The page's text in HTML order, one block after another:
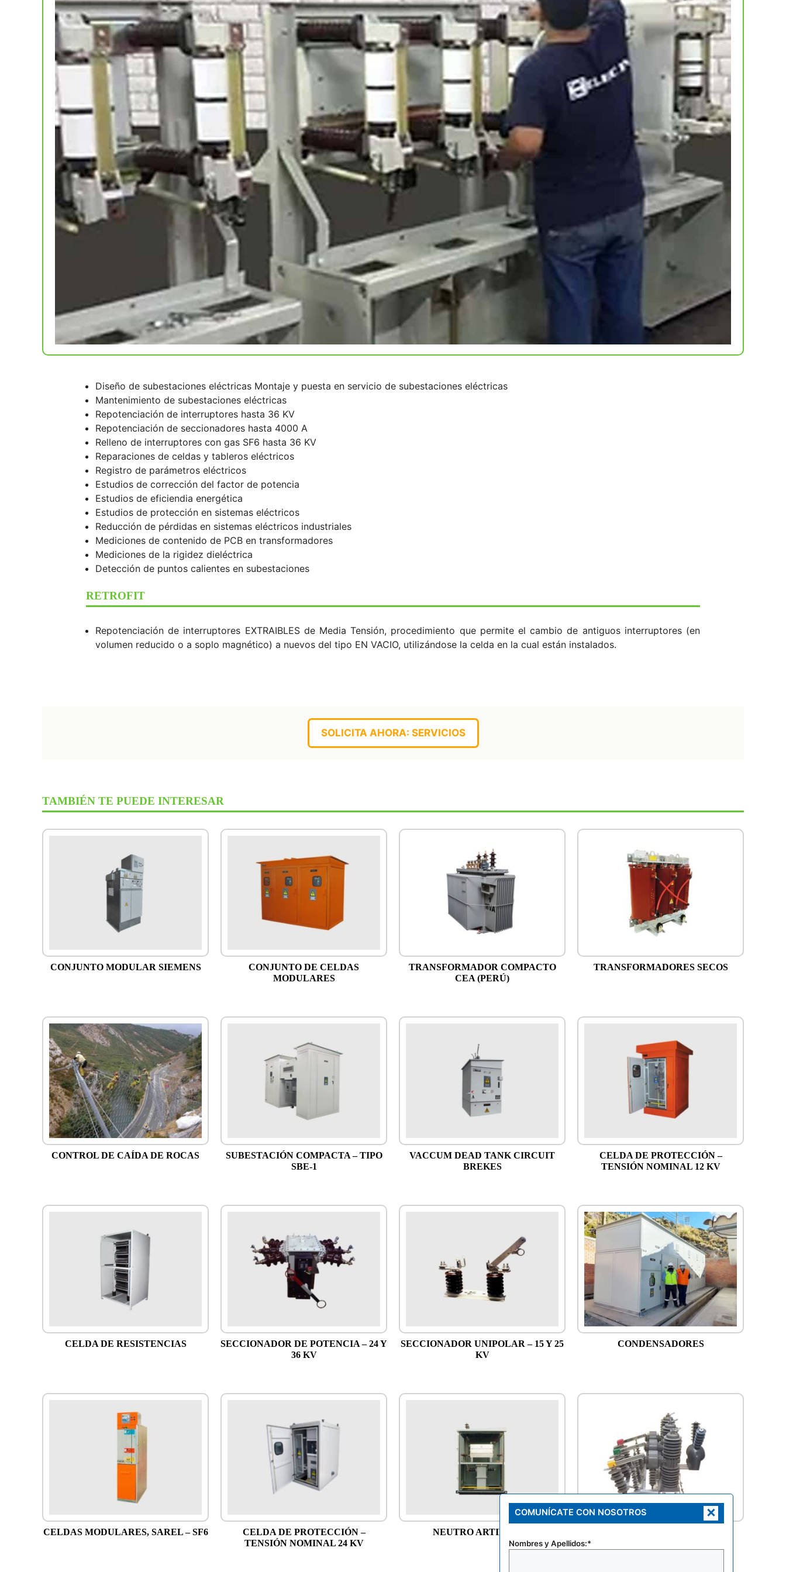
Diseño de subestaciones eléctricas Montaje y puesta en servicio de subestaciones eléctricas
Mantenimiento de subestaciones eléctricas
Repotenciación de interruptores hasta 36 KV
Repotenciación de seccionadores hasta 4000 A
Relleno de interruptores con gas SF6 hasta 36 KV
Reparaciones de celdas y tableros eléctricos
Registro de parámetros eléctricos
Estudios de corrección del factor de potencia
Estudios de eficiendia energética
Estudios de protección en sistemas eléctricos
Reducción de pérdidas en sistemas eléctricos industriales
Mediciones de contenido de PCB en transformadores
Mediciones de la rigidez dieléctrica
Detección de puntos calientes en subestaciones
RETROFIT
Repotenciación de interruptores EXTRAIBLES de Media Tensión, procedimiento que permite el cambio de antiguos interruptores (en
volumen reducido o a soplo magnético) a nuevos del tipo EN VACIO, utilizándose la celda en la cual están instalados.
SOLICITA AHORA: SERVICIOS
TAMBIÉN TE PUEDE INTERESAR
CONJUNTO MODULAR SIEMENS
CONJUNTO DE CELDAS
MODULARES
TRANSFORMADOR COMPACTO
CEA (PERÚ)
TRANSFORMADORES SECOS
CONTROL DE CAÍDA DE ROCAS
SUBESTACIÓN COMPACTA – TIPO
SBE-1
VACCUM DEAD TANK CIRCUIT
BREKES
CELDA DE PROTECCIÓN –
TENSIÓN NOMINAL 12 KV
CELDA DE RESISTENCIAS
SECCIONADOR DE POTENCIA – 24 Y
36 KV
SECCIONADOR UNIPOLAR – 15 Y 25
KV
CONDENSADORES
CELDAS MODULARES, SAREL – SF6
CELDA DE PROTECCIÓN –
TENSIÓN NOMINAL 24 KV
NEUTRO ARTIFICIAL
COMUNÍCATE CON NOSOTROS ×
Nombres y Apellidos:*